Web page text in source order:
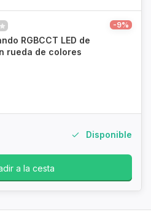
RGBCCT LED de
rueda de colores
-9%
Disponible
a la cesta